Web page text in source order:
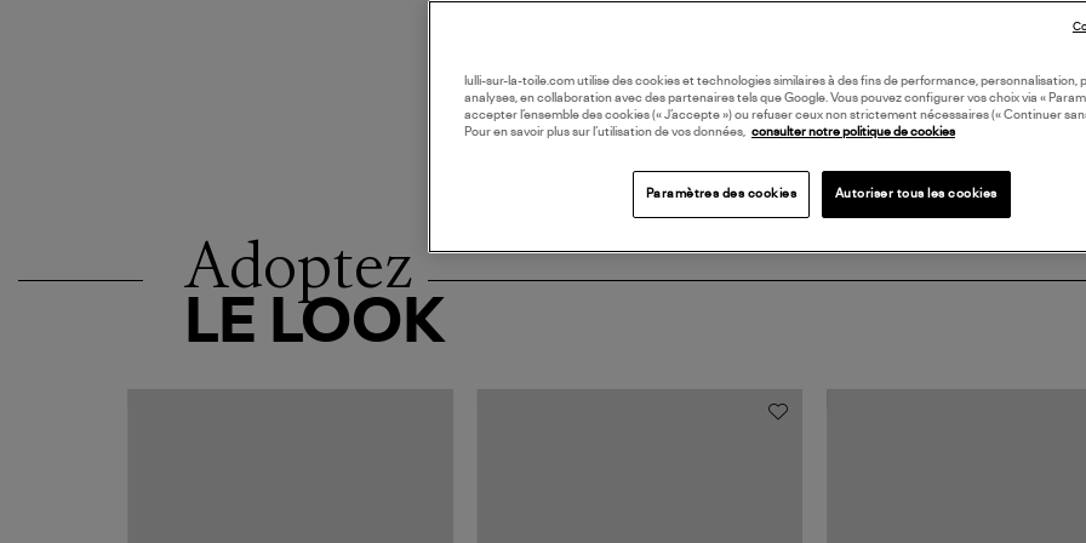
Adoptez
LE LOOK
lulli-sur-la-toile.com utilise des cookies et technologies similaires à des fins de performance, personnalisation,
analyses, en collaboration avec des partenaires tels que Google. Vous pouvez configurer vos choix via «
accepter l’ensemble des cookies (« J’accepte ») ou refuser ceux non strictement nécessaires (« Continuer
Pour en savoir plus sur l’utilisation de vos données, consulter notre politique de cookies
Paramètres des cookies Autoriser tous les cookies